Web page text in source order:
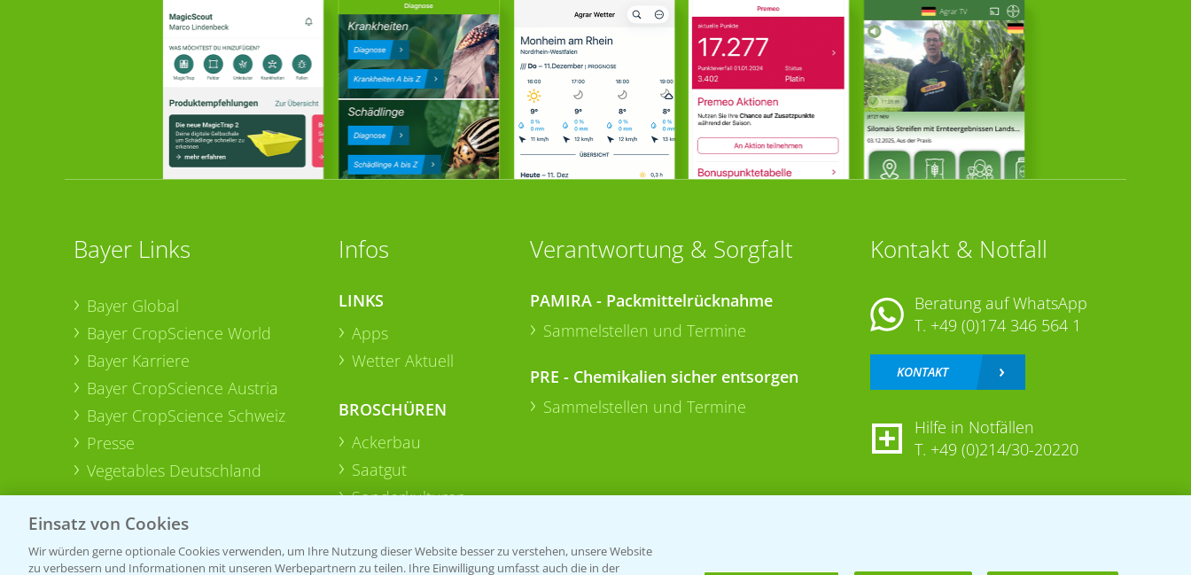
Bayer Links
Bayer Global
Bayer CropScience World
Bayer Karriere
Bayer CropScience Austria
Bayer CropScience Schweiz
Presse
Vegetables Deutschland
Infos
LINKS
Apps
Wetter Aktuell
BROSCHÜREN
Ackerbau
Saatgut
Sonderkulturen
Verantwortung & Sorgfalt
PAMIRA - Packmittelrücknahme
Sammelstellen und Termine
PRE - Chemikalien sicher entsorgen
Sammelstellen und Termine
Kontakt & Notfall
Beratung auf WhatsApp
T. +49 (0)174 346 564 1
KONTAKT
Hilfe in Notfällen
T. +49 (0)214/30-20220
Einsatz von Cookies
Wir würden gerne optionale Cookies verwenden, um Ihre Nutzung dieser Website besser zu verstehen, unsere Website
zu verbessern und Informationen mit unseren Werbepartnern zu teilen. Ihre Einwilligung umfasst auch die in der